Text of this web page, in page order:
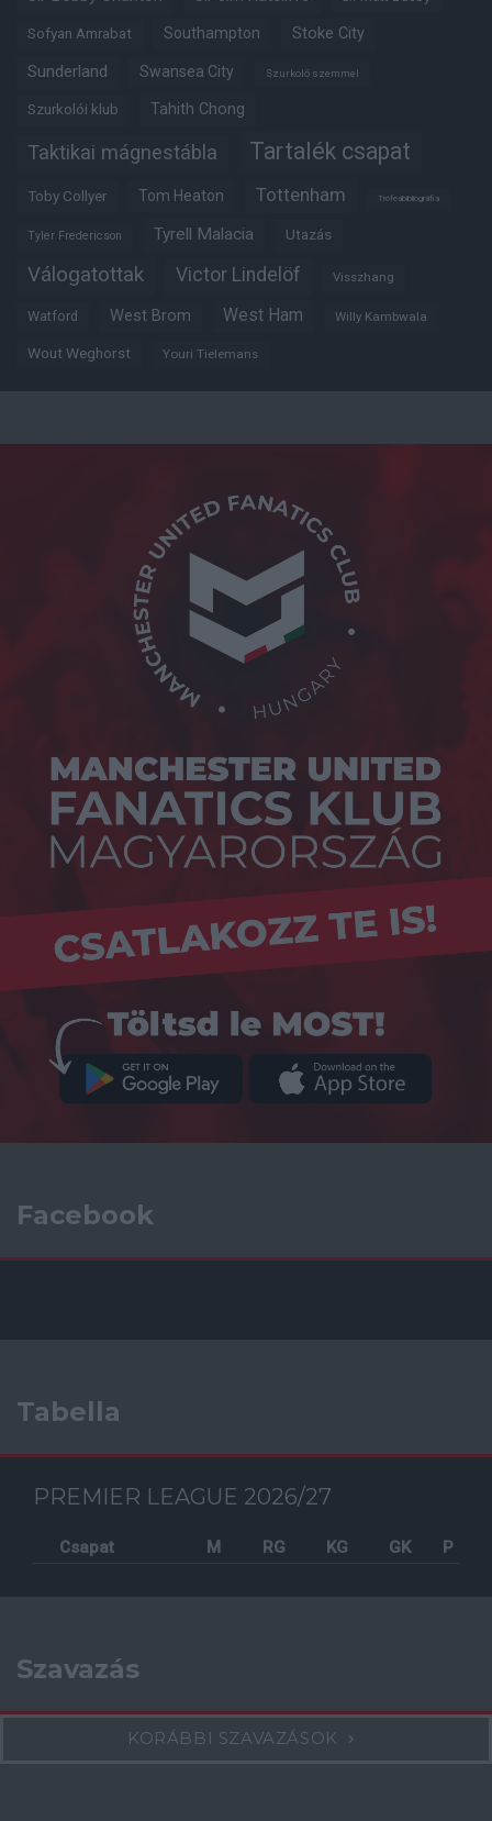
Sofyan Amrabat Southampton Stoke City
Sunderland Swansea City Szurkoló szemmel
Szurkolói klub Tahith Chong
Taktikai mágnestábla Tartalék csapat
Toby Collyer Tom Heaton Tottenham Trófeabibliográfia
Tyler Fredericson Tyrell Malacia Utazás
Válogatottak Victor Lindelöf Visszhang
Watford West Brom West Ham Willy Kambwala
Wout Weghorst Youri Tielemans
Facebook
Tabella
PREMIER LEAGUE 2026/27
Csapat M RG KG GK P
Szavazás
KORÁBBI SZAVAZÁSOK